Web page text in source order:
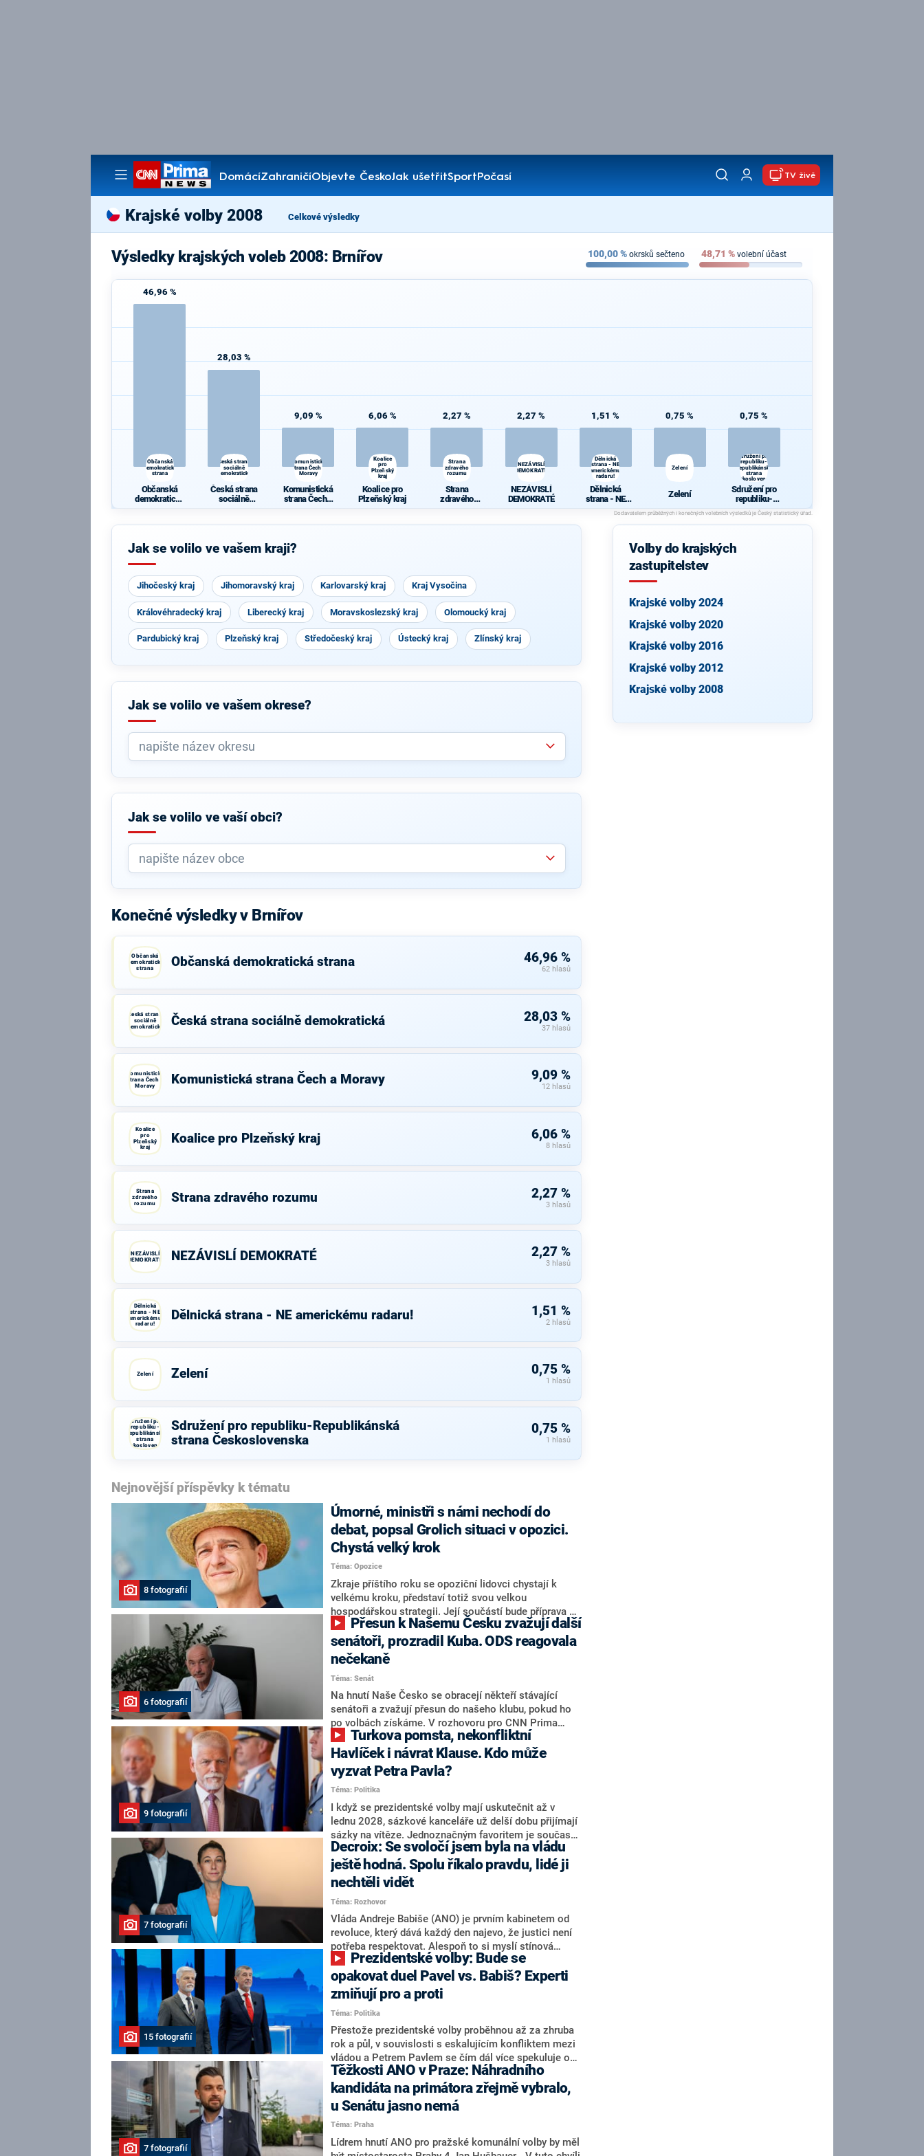
DomácíZahraničíObjevte ČeskoJak ušetřitSportPočasí
Pořady
TV živě
Krajské volby 2008 Celkové výsledky
Výsledky krajských voleb 2008: Brnířov 100,00% okrsků sečteno 48,71 % volební účast
46,96 %
Občanská
demokratická
strana
Občanská
demokratická
28,03 %
Česká strana
sociálně
demokratická
Česká strana
sociálně
9,09 %
Komunistická
strana Čech a
Moravy
Komunistická
strana Čech a
6,06 %
Koalice
pro
Plzeňský
kraj
Koalice pro
Plzeňský kraj
2,27 %
Strana
zdravého
rozumu
Strana
zdravého
2,27 %
NEZÁVISLÍ
DEMOKRATÉ
NEZÁVISLÍ
DEMOKRATÉ
1,51 %
Dělnická
strana - NE
americkému
radaru!
Dělnická
strana - NE
americkému
radaru!
0,75 %
Zelení
Zelení
0,75 %
Sdružení pro
republiku-
Republikánská
strana
Československa
Sdružení pro
republiku-
Republikánsk
á strana
Českoslovens
Jak se volilo ve vašem kraji?
Jihočeský kraj Jihomoravský kraj Karlovarský kraj Kraj Vysočina
Královéhradecký kraj Liberecký kraj Moravskoslezský kraj Olomoucký kraj
Pardubický kraj Plzeňský kraj Středočeský kraj Ústecký kraj Zlínský kraj
Jak se volilo ve vašem okrese?
Jak se volilo ve vaší obci?
Konečné výsledky v Brnířov
Občanská
demokratická
strana
Občanská demokratická strana 46,96 %
62 hlasů
Česká strana
sociálně
demokratická
Česká strana sociálně demokratická 28,03 %
37 hlasů
Komunistická
strana Čech a
Moravy
Komunistická strana Čech a Moravy 9,09 %
12 hlasů
Koalice
pro
Plzeňský
kraj
Koalice pro Plzeňský kraj 6,06 %
8 hlasů
Strana
zdravého
rozumu
Strana zdravého rozumu 2,27 %
3 hlasů
NEZÁVISLÍ
DEMOKRATÉ
NEZÁVISLÍ DEMOKRATÉ 2,27 %
3 hlasů
Dělnická
strana - NE
americkému
radaru!
Dělnická strana - NE americkému radaru! 1,51 %
2 hlasů
Zelení Zelení 0,75 %
1 hlasů
Sdružení pro
republiku-
Republikánská
strana
Československa
Sdružení pro republiku-Republikánská
strana Československa
0,75 %
1 hlasů
Nejnovější příspěvky k tématu
8 fotografií
Úmorné, ministři s námi nechodí do
debat, popsal Grolich situaci v opozici.
Chystá velký krok
Téma: Opozice
Zkraje příštího roku se opoziční lidovci chystají k
velkému kroku, představí totiž svou velkou
hospodářskou strategii. Její součástí bude příprava na
stárnutí populace, řekl ve středu na setkání s novináři
nový předseda lidovců Jan Grolich. Ten zároveň v
senátních volbách kandiduje ve Vyškově. Popsal i
aktivitu opozice, o níž vládní strany nebo političtí
komentátoři mluví jako o slabé a v defenzivě. „Je to
úmorná práce upozorňovat na chyby vlády. Ministři s
námi navíc nechodí do debat. Chceme ale ukazovat
svoje témata,“ odpověděl Grolich na dotaz CNN Prima
NEWS.
6 fotografií
senátoři, prozradil Kuba. ODS reagovala
nečekaně
Téma: Senát
Na hnutí Naše Česko se obracejí někteří stávající
senátoři a zvažují přesun do našeho klubu, pokud ho
po volbách získáme. V rozhovoru pro CNN Prima
NEWS to řekl zakladatel hnutí a jihočeský hejtman
Martin Kuba. Konkrétní nebyl, ale získat by takto mohl
například senátora Zdeňka Hrabu, který je dnes
součástí klubu ODS a TOP 09. Hraba to na dotaz
redakce nevyloučil. Předseda klubu senátorů ODS
Zdeněk Nytra redakci řekl, že počítá s odchodem
některých senátorů z klubu a že Naše Česko není
nepřítel, ale soupeř.
9 fotografií
Havlíček i návrat Klause. Kdo může
vyzvat Petra Pavla?
Téma: Politika
I když se prezidentské volby mají uskutečnit až v
lednu 2028, sázkové kanceláře už delší dobu přijímají
sázky na vítěze. Jednoznačným favoritem je současná
hlava státu Petr Pavel. Daleko za ním pak bookmakeři
zmiňují dva výrazné politiky ANO, tedy premiéra
Andreje Babiše a ministra průmyslu Karla Havlíčka.
Oblíbeným tipem samotných sázkařů je poslanec za
Motoristy Filip Turek. Politolog Jan Kubáček nicméně
o případné kandidatuře kohokoliv ze zmíněné trojice
značně pochybuje. Podle něj současná koalice dosud
nemá osobu, která by Pavlovi mohla konkurovat.
7 fotografií
Decroix: Se svoločí jsem byla na vládu
ještě hodná. Spolu říkalo pravdu, lidé ji
nechtěli vidět
Téma: Rozhovor
Vláda Andreje Babiše (ANO) je prvním kabinetem od
revoluce, který dává každý den najevo, že justici není
potřeba respektovat. Alespoň to si myslí stínová
ministryně spravedlnosti ODS Eva Decroix. V
rozhovoru pro CNN Prima NEWS si nebrala servítky
ohledně politického výkonu svého nástupce Jeronýma
Tejce (za ANO) či vládní zmocněnkyně pro lidská
práva Taťány Malé (ANO). Označením „svoloč“ na
adresu vlády prý byla ještě hodná. Decroix se také
vrátila k volební porážce koalice Spolu či promluvila o
hnutí Naše Česko Martina Kuby.
15 fotografií
opakovat duel Pavel vs. Babiš? Experti
zmiňují pro a proti
Téma: Politika
Přestože prezidentské volby proběhnou až za zhruba
rok a půl, v souvislosti s eskalujícím konfliktem mezi
vládou a Petrem Pavlem se čím dál více spekuluje o
tom, koho by do bitvy o Hrad mohla vyslat současná
koalice. Někteří političtí komentátoři znovu vytahují
jméno premiéra Andreje Babiše (ANO). Jak moc je
pravděpodobné, že se v prezidentských volbách 2028
bude znovu opakovat souboj z roku 2023?
7 fotografií
Těžkosti ANO v Praze: Náhradního
kandidáta na primátora zřejmě vybralo,
u Senátu jasno nemá
Téma: Praha
Lídrem hnutí ANO pro pražské komunální volby by měl
Volby do krajských
zastupitelstev
Krajské volby 2024
Krajské volby 2020
Krajské volby 2016
Krajské volby 2012
Krajské volby 2008